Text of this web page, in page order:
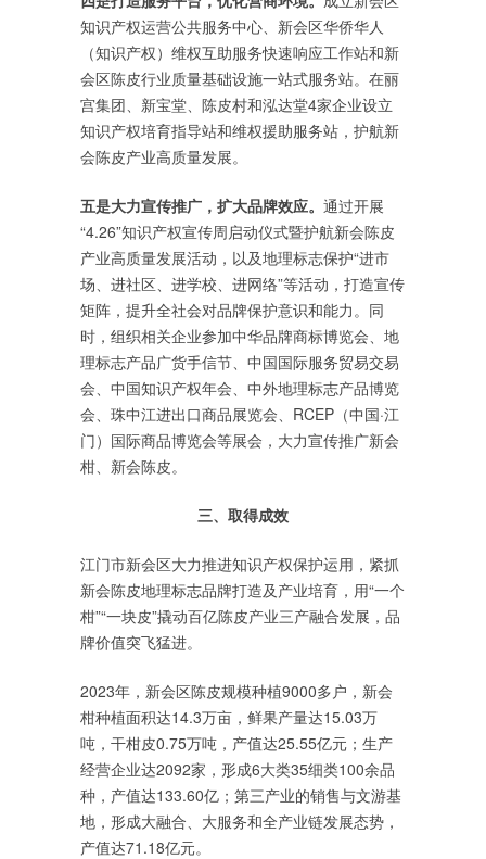
知识产权运营公共服务中心、新会区华侨华人
（知识产权）维权互助服务快速响应工作站和新
会区陈皮行业质量基础设施一站式服务站。在丽
宫集团、新宝堂、陈皮村和泓达堂4家企业设立
知识产权培育指导站和维权援助服务站，护航新
会陈皮产业高质量发展。
五是大力宣传推广，扩大品牌效应。 通过开展
“4.26”知识产权宣传周启动仪式暨护航新会陈皮
产业高质量发展活动，以及地理标志保护“进市
场、进社区、进学校、进网络”等活动，打造宣传
矩阵，提升全社会对品牌保护意识和能力。同
时，组织相关企业参加中华品牌商标博览会、地
理标志产品广货手信节、中国国际服务贸易交易
会、中国知识产权年会、中外地理标志产品博览
会、珠中江进出口商品展览会、RCEP（中国·江
门）国际商品博览会等展会，大力宣传推广新会
柑、新会陈皮。
三、取得成效
江门市新会区大力推进知识产权保护运用，紧抓
新会陈皮地理标志品牌打造及产业培育，用“一个
柑”“一块皮”撬动百亿陈皮产业三产融合发展，品
牌价值突飞猛进。
2023年，新会区陈皮规模种植9000多户，新会
柑种植面积达14.3万亩，鲜果产量达15.03万
吨，干柑皮0.75万吨，产值达25.55亿元；生产
经营企业达2092家，形成6大类35细类100余品
种，产值达133.60亿；第三产业的销售与文游基
地，形成大融合、大服务和全产业链发展态势，
产值达71.18亿元。